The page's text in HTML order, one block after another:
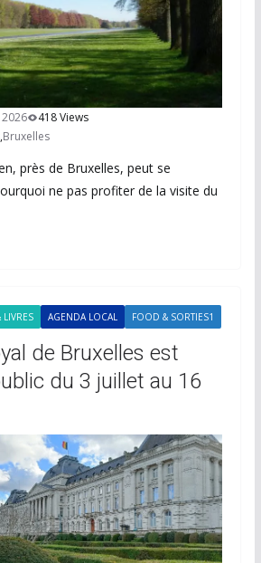
418 Views
,Bruxelles
près de Bruxelles, peut se
ne pas profiter de la visite du
AGENDA LOCAL FOOD & SORTIES1
de Bruxelles est
du 3 juillet au 16